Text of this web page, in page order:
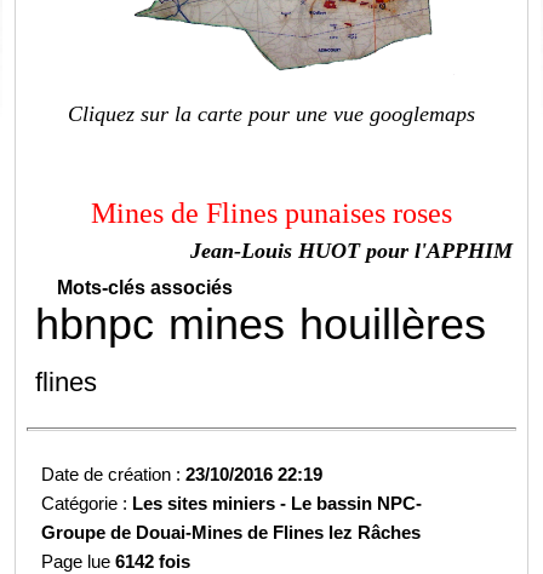
Cliquez sur la carte pour une vue googlemaps
Mines de Flines punaises roses
Jean-Louis HUOT pour l'APPHIM
Mots-clés associés
hbnpc mines houillères
flines
Date de création :23/10/2016 22:19
Catégorie : Les sites miniers - Le bassin NPC-
Groupe de Douai-Mines de Flines lez Râches
Page lue6142 fois